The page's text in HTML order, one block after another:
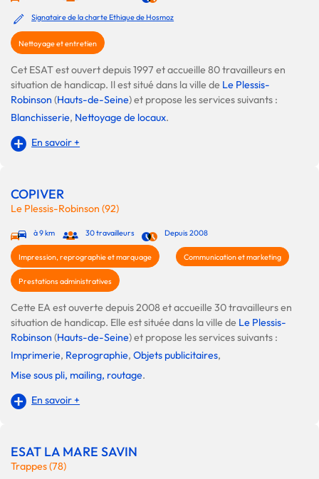
Signataire de la charte Ethique de Hosmoz
Nettoyage et entretien
Cet ESAT est ouvert depuis 1997 et accueille 80 travailleurs en
situation de handicap. Il est situé dans la ville de Le Plessis-
Robinson (Hauts-de-Seine) et propose les services suivants :
Blanchisserie, Nettoyage de locaux.
En savoir +
COPIVER
Le Plessis-Robinson (92)
à 9 km 30 travailleurs Depuis 2008
Impression, reprographie et marquage Communication et marketing
Prestations administratives
Cette EA est ouverte depuis 2008 et accueille 30 travailleurs en
situation de handicap. Elle est située dans la ville de Le Plessis-
Robinson (Hauts-de-Seine) et propose les services suivants :
Imprimerie, Reprographie, Objets publicitaires,
Mise sous pli, mailing, routage.
En savoir +
ESAT LA MARE SAVIN
Trappes (78)